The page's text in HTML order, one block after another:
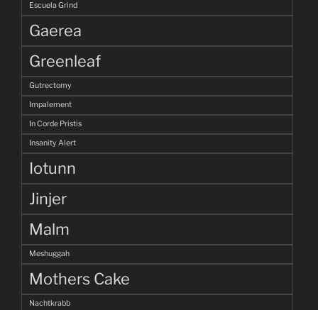
Escuela Grind
Gaerea
Greenleaf
Gutrectomy
Impalement
In Corde Pristis
Insanity Alert
Iotunn
Jinjer
Malm
Meshuggah
Mothers Cake
Nachtkrabb